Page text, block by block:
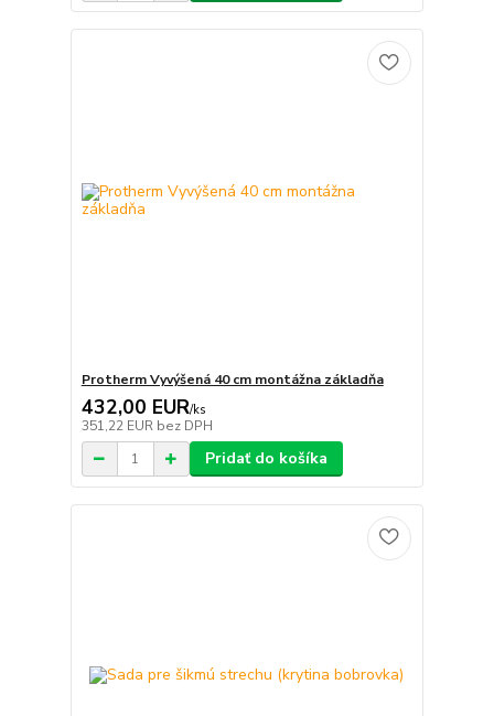
Protherm Vyvýšená 40 cm montážna základňa
432,00 EUR/ks
351,22 EUR bez DPH
Pridať do košíka